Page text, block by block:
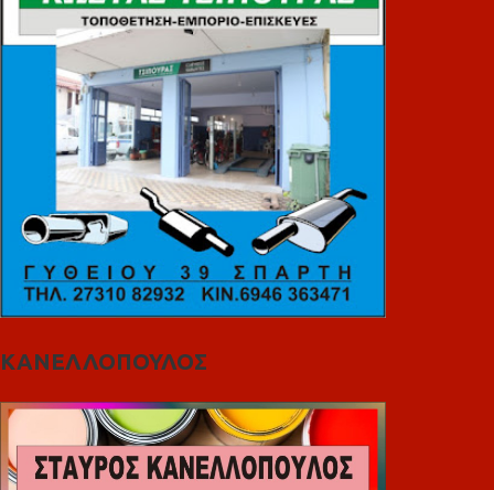
ΚΑΝΕΛΛΟΠΟΥΛΟΣ